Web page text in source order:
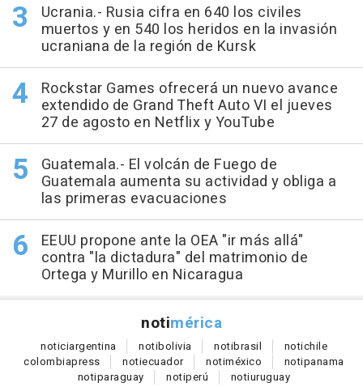
Ucrania.- Rusia cifra en 640 los civiles
muertos y en 540 los heridos en la invasión
ucraniana de la región de Kursk
Rockstar Games ofrecerá un nuevo avance
extendido de Grand Theft Auto VI el jueves
27 de agosto en Netflix y YouTube
Guatemala.- El volcán de Fuego de
Guatemala aumenta su actividad y obliga a
las primeras evacuaciones
EEUU propone ante la OEA "ir más allá"
contra "la dictadura" del matrimonio de
Ortega y Murillo en Nicaragua
notimérica
noticiargentina notibolivia notibrasil notichile
colombiapress notiecuador notiméxico notipanama
notiparaguay notiperú notiuruguay